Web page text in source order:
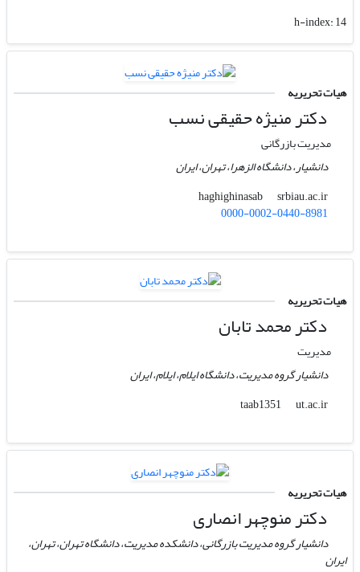
h-index:14
هیات تحریریه
دکتر منیژه حقیقی نسب
مدیریت بازرگانی
دانشیار، دانشگاه الزهرا، تهران، ایران
haghighinasab
srbiau.ac.ir
0000-0002-0440-8981
هیات تحریریه
دکتر محمد تابان
مدیریت
دانشیار گروه مدیریت، دانشگاه ایلام، ایلام، ایران
taab1351
ut.ac.ir
هیات تحریریه
دکتر منوچهر انصاری
دانشیار گروه مدیریت بازرگانی، دانشکده مدیریت، دانشگاه تهران، تهران،
ایران